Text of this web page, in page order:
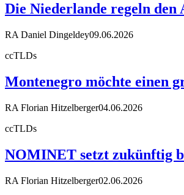
Die Niederlande regeln den
RA Daniel Dingeldey09.06.2026
ccTLDs
Montenegro möchte einen
RA Florian Hitzelberger04.06.2026
ccTLDs
NOMINET setzt zukünftig
RA Florian Hitzelberger02.06.2026